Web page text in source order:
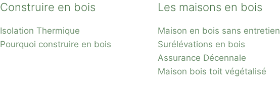
Construire en bois
Isolation Thermique
Pourquoi construire en bois
Les maisons en bois
Maison en bois sans entretien
Surélévations en bois
Assurance Décennale
Maison bois toit végétalisé